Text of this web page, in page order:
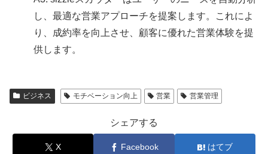
し、最適な営業アプローチを提案します。これによ
り、成約率を向上させ、顧客に優れた営業体験を提
供します。
ビジネス モチベーション向上 営業 営業管理
シェアする
X Facebook はてブ